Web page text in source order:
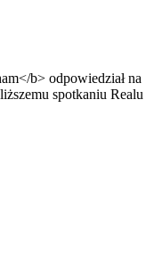
b> odpowiedział na
spotkaniu Realu